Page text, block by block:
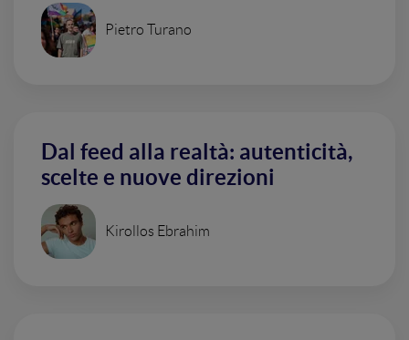
Pietro Turano
Dal feed alla realtà: autenticità,
scelte e nuove direzioni
Kirollos Ebrahim